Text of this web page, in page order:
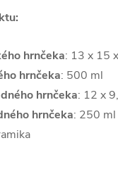
hrnčeka: 13 x 15
hrnčeka: 500 ml
hrnčeka: 12 x
hrnčeka: 250 ml